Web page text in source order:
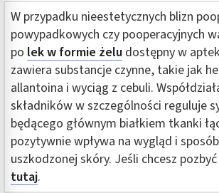
W przypadku nieestetycznych blizn
powypadkowych czy pooperacyjnych
po lek w formie żelu dostępny w
zawiera substancje czynne, takie jak
allantoina i wyciąg z cebuli.
składników w szczególności reguluje
będącego głównym białkiem tkanki
pozytywnie wpływa na wygląd i
uszkodzonej skóry. Jeśli chcesz
tutaj.